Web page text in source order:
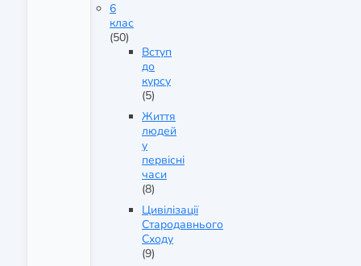
6
клас
(50)
Вступ
до
курсу
(5)
Життя
людей
у
первісні
часи
(8)
Цивілізації
Стародавнього
Сходу
(9)